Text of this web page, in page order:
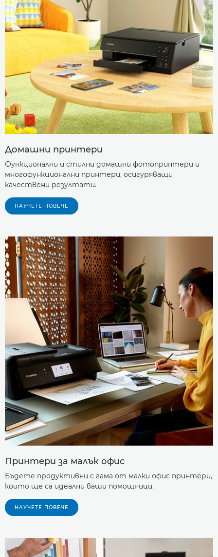
Домашни принтери
Функционални и стилни домашни фотопринтери и
многофункционални принтери, осигуряващи
качествени резултати.
НАУЧЕТЕ ПОВЕЧЕ
Принтери за малък офис
Бъдете продуктивни с гама от малки офис принтери,
които ще са идеални ваши помощници.
НАУЧЕТЕ ПОВЕЧЕ